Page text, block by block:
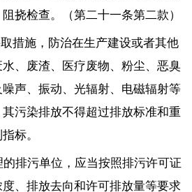
挠检查。（第二十一条第二款）
措施，防治在生产建设或者其他
、废渣、医疗废物、粉尘、恶臭
声、振动、光辐射、电磁辐射等
污染排放不得超过排放标准和重
标。
排污单位，应当按照排污许可证
、排放去向和许可排放量等要求